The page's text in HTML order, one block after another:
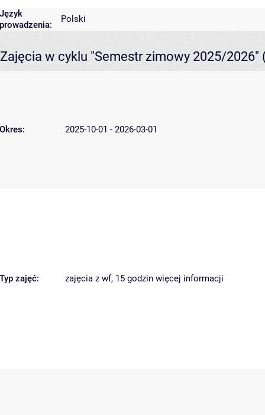
Język
prowadzenia:
Polski
Zajęcia w cyklu "Semestr zimowy 2025/2026"
Okres: 2025-10-01 - 2026-03-01
Typ zajęć: zajęcia z wf, 15 godzin więcej informacji